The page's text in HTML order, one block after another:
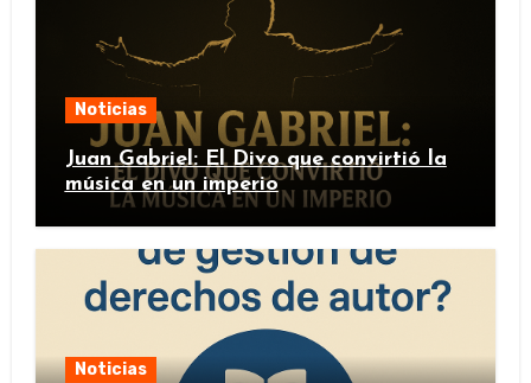
Noticias
Juan Gabriel: El Divo que convirtió la
música en un imperio
Noticias